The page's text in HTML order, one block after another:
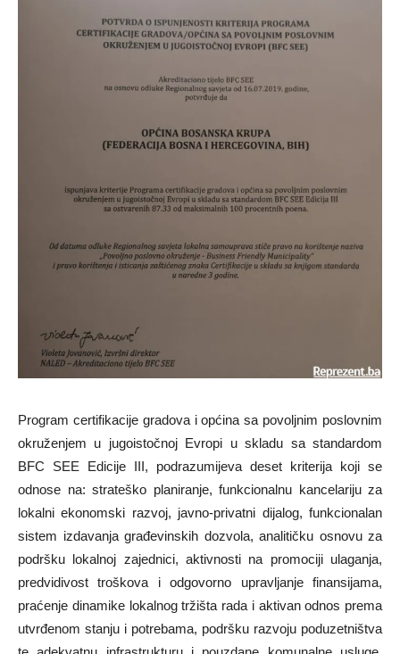
Program certifikacije gradova i općina sa povoljnim poslovnim
okruženjem u jugoistočnoj Evropi u skladu sa standardom
BFC SEE Edicije III, podrazumijeva deset kriterija koji se
odnose na: strateško planiranje, funkcionalnu kancelariju za
lokalni ekonomski razvoj, javno-privatni dijalog, funkcionalan
sistem izdavanja građevinskih dozvola, analitičku osnovu za
podršku lokalnoj zajednici, aktivnosti na promociji ulaganja,
predvidivost troškova i odgovorno upravljanje finansijama,
praćenje dinamike lokalnog tržišta rada i aktivan odnos prema
utvrđenom stanju i potrebama, podršku razvoju poduzetništva